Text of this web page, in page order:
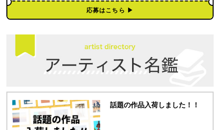
応募はこちら ▶︎
話題の作品入荷しました！！